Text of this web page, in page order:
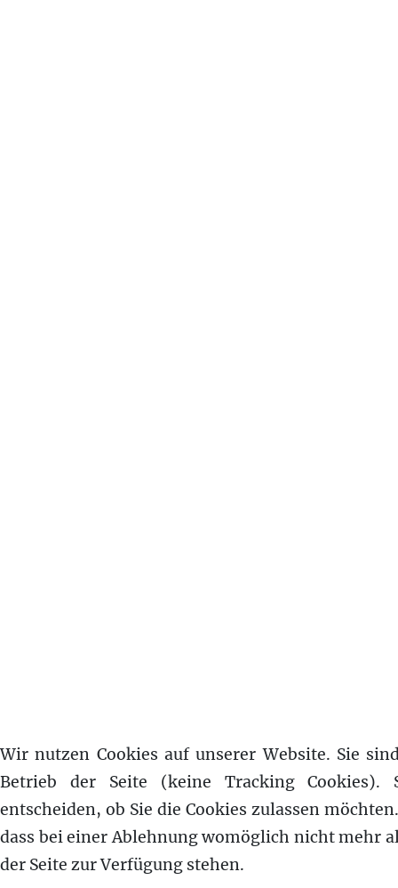
Wir nutzen Cookies auf unserer Website. Sie
Betrieb der Seite (keine Tracking Cookies).
entscheiden, ob Sie die Cookies zulassen
dass bei einer Ablehnung womöglich nicht mehr
der Seite zur Verfügung stehen.